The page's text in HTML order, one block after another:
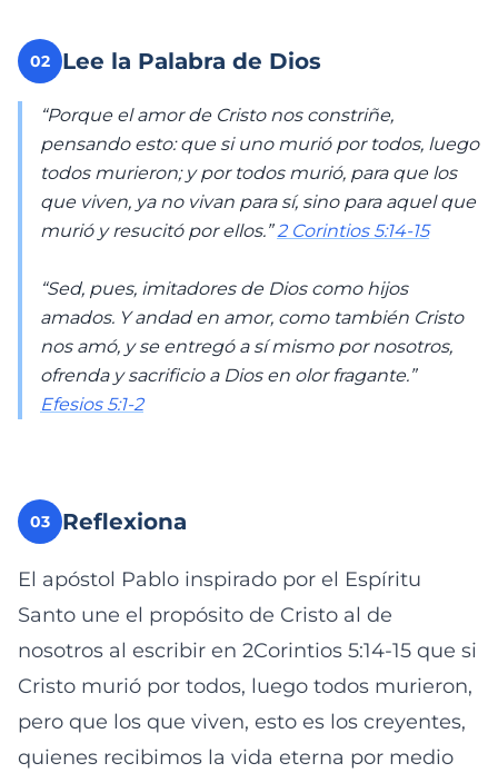
02 Lee la Palabra de Dios
“Porque el amor de Cristo nos constriñe,
pensando esto: que si uno murió por todos, luego
todos murieron; y por todos murió, para que los
que viven, ya no vivan para sí, sino para aquel que
murió y resucitó por ellos.”2 Corintios 5:14-15
“Sed, pues, imitadores de Dios como hijos
amados. Y andad en amor, como también Cristo
nos amó, y se entregó a sí mismo por nosotros,
ofrenda y sacrificio a Dios en olor fragante.”
Efesios 5:1-2
03 Reflexiona
El apóstol Pablo inspirado por el Espíritu
Santo une el propósito de Cristo al de
nosotros al escribir en 2Corintios 5:14-15 que si
Cristo murió por todos, luego todos murieron,
pero que los que viven, esto es los creyentes,
quienes recibimos la vida eterna por medio